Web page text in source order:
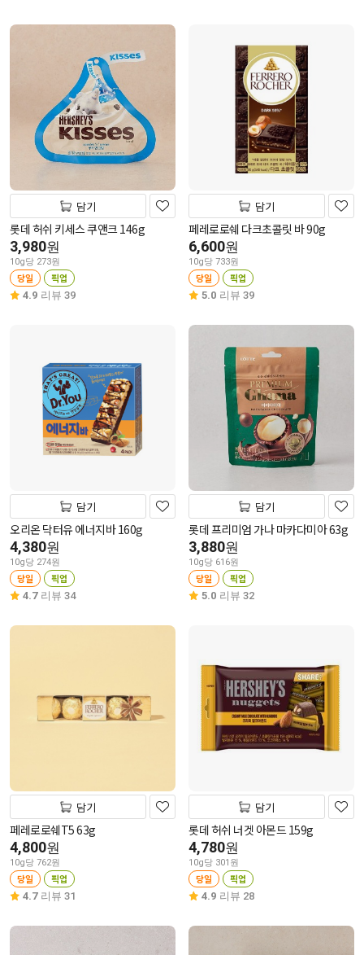
담기
롯데 허쉬 키세스 쿠앤크 146g
3,980원
10g당 273원
당일 픽업
4.9 리뷰 39
담기
페레로로쉐 다크초콜릿 바 90g
6,600원
10g당 733원
당일 픽업
5.0 리뷰 39
담기
오리온 닥터유 에너지바 160g
4,380원
10g당 274원
당일 픽업
4.7 리뷰 34
담기
롯데 프리미엄 가나 마카다미아 63g
3,880원
10g당 616원
당일 픽업
5.0 리뷰 32
담기
페레로로쉐T5 63g
4,800원
10g당 762원
당일 픽업
4.7 리뷰 31
담기
롯데 허쉬 너겟 아몬드 159g
4,780원
10g당 301원
당일 픽업
4.9 리뷰 28